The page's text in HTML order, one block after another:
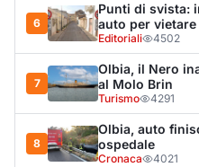
6
Punti di svista:
auto per
Editoriali 4502
7
Olbia, il Nero
al Molo Brin
Turismo 4291
8
Olbia, auto
ospedale
Cronaca 4021